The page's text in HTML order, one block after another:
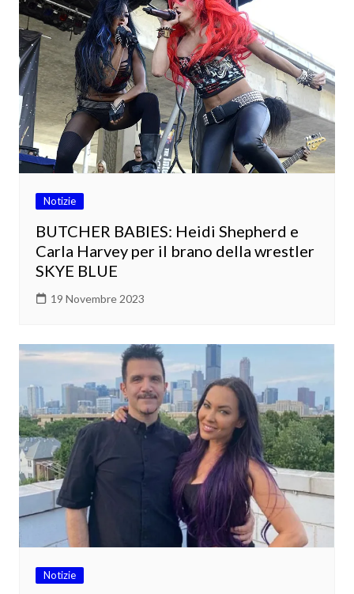
Notizie
BUTCHER BABIES: Heidi Shepherd e
Carla Harvey per il brano della wrestler
SKYE BLUE
19 Novembre 2023
Notizie